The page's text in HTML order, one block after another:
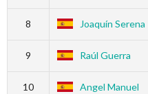
8 Joaquín Serena
9 Raúl Guerra
10
Angel Manuel